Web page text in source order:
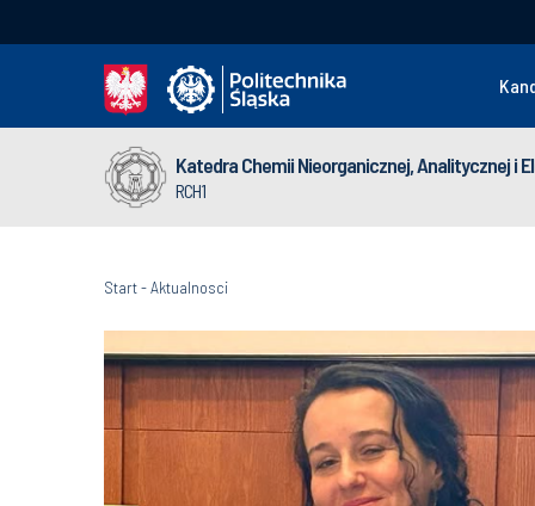
Katedra Chemii Nieorganicznej, Analitycznej i
RCH1
Start-Aktualnosci